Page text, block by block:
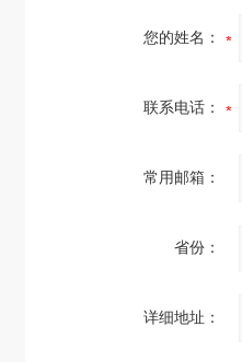
您的姓名：
联系电话：
常用邮箱：
省份：
详细地址：